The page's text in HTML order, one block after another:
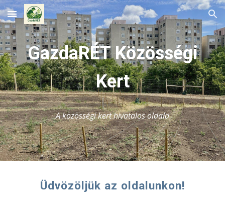
Skip to main content Skip to navigation
GazdaRÉT Közösségi
Kert
A közösségi kert hivatalos oldala
Üdvözöljük az oldalunkon!